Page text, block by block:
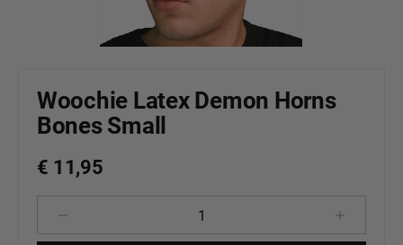
Woochie Latex Demon Horns
Bones Small
€ 11,95
Producthoeveelheid: Voer de